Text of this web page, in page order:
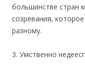
большинстве стран
созревания,
разному.
3. Умственно